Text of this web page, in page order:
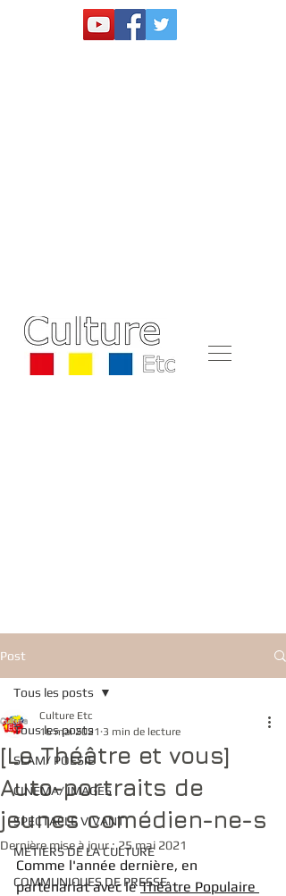
Post
Tous les posts
SLAM/ POESIE
CINEMA/ IMAGES
SPECTACLE VIVANT
METIERS DE LA CULTURE
COMMUNIQUES DE PRESSE
Tous les posts
[Le Théâtre et vous]
Auto-portraits de
jeunes comédien-ne-s
Culture Etc
16 mai 2021 3 min de lecture
Dernière mise à jour :25 mai 2021
Comme l'année dernière, en
partenariat avec le Théâtre Populaire